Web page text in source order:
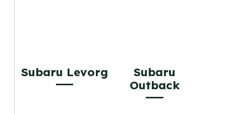
Subaru Levorg
Subaru
Outback